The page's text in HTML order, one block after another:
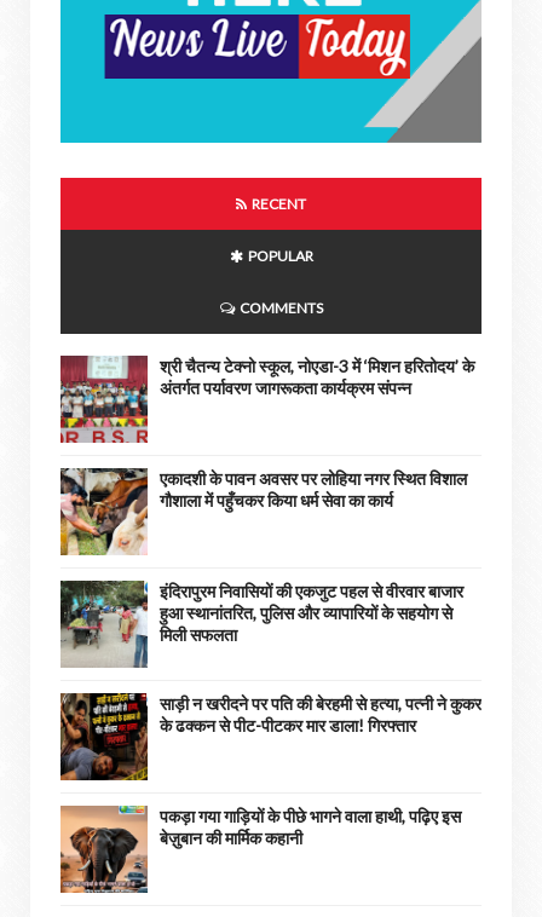
RECENT
POPULAR
COMMENTS
श्री चैतन्य टेक्नो स्कूल, नोएडा-3 में ‘मिशन हरितोदय’ के
अंतर्गत पर्यावरण जागरूकता कार्यक्रम संपन्न
एकादशी के पावन अवसर पर लोहिया नगर स्थित विशाल
गौशाला में पहुँचकर किया धर्म सेवा का कार्य
इंदिरापुरम निवासियों की एकजुट पहल से वीरवार बाजार
हुआ स्थानांतरित, पुलिस और व्यापारियों के सहयोग से
मिली सफलता
साड़ी न खरीदने पर पति की बेरहमी से हत्या, पत्नी ने कुकर
के ढक्कन से पीट-पीटकर मार डाला! गिरफ्तार
पकड़ा गया गाड़ियों के पीछे भागने वाला हाथी, पढ़िए इस
बेज़ुबान की मार्मिक कहानी